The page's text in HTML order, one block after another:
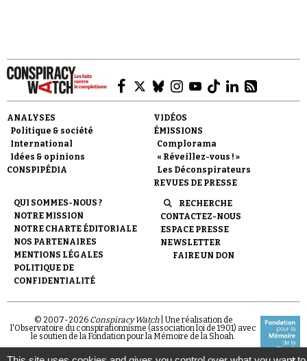
ANALYSES
Politique & société
International
Idées & opinions
CONSPIPÉDIA
VIDÉOS
ÉMISSIONS
Complorama
« Réveillez-vous ! »
Les Déconspirateurs
REVUES DE PRESSE
QUI SOMMES-NOUS ?
NOTRE MISSION
NOTRE CHARTE ÉDITORIALE
NOS PARTENAIRES
MENTIONS LÉGALES
POLITIQUE DE
CONFIDENTIALITÉ
RECHERCHE
CONTACTEZ-NOUS
ESPACE PRESSE
NEWSLETTER
FAIRE UN DON
© 2007-2026 Conspiracy Watch| Une réalisation de
l'Observatoire du conspirationnisme (association loi de 1901) avec
le soutien de la Fondation pour la Mémoire de la Shoah.